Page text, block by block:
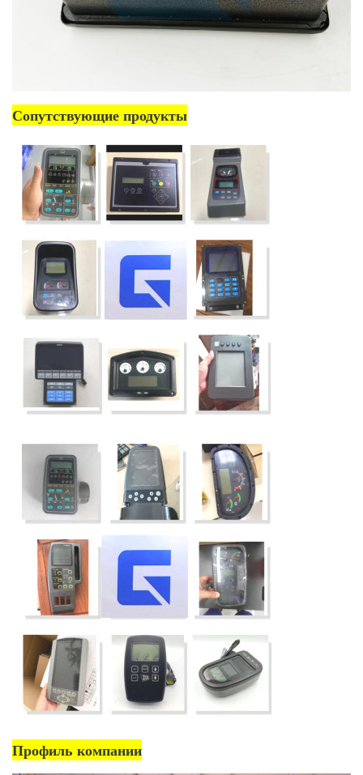
Сопутствующие продукты
Профиль компании